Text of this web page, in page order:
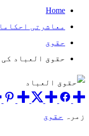
Home
معاشرتی
حقوق
حقوق العباد
زمرہ حقوق